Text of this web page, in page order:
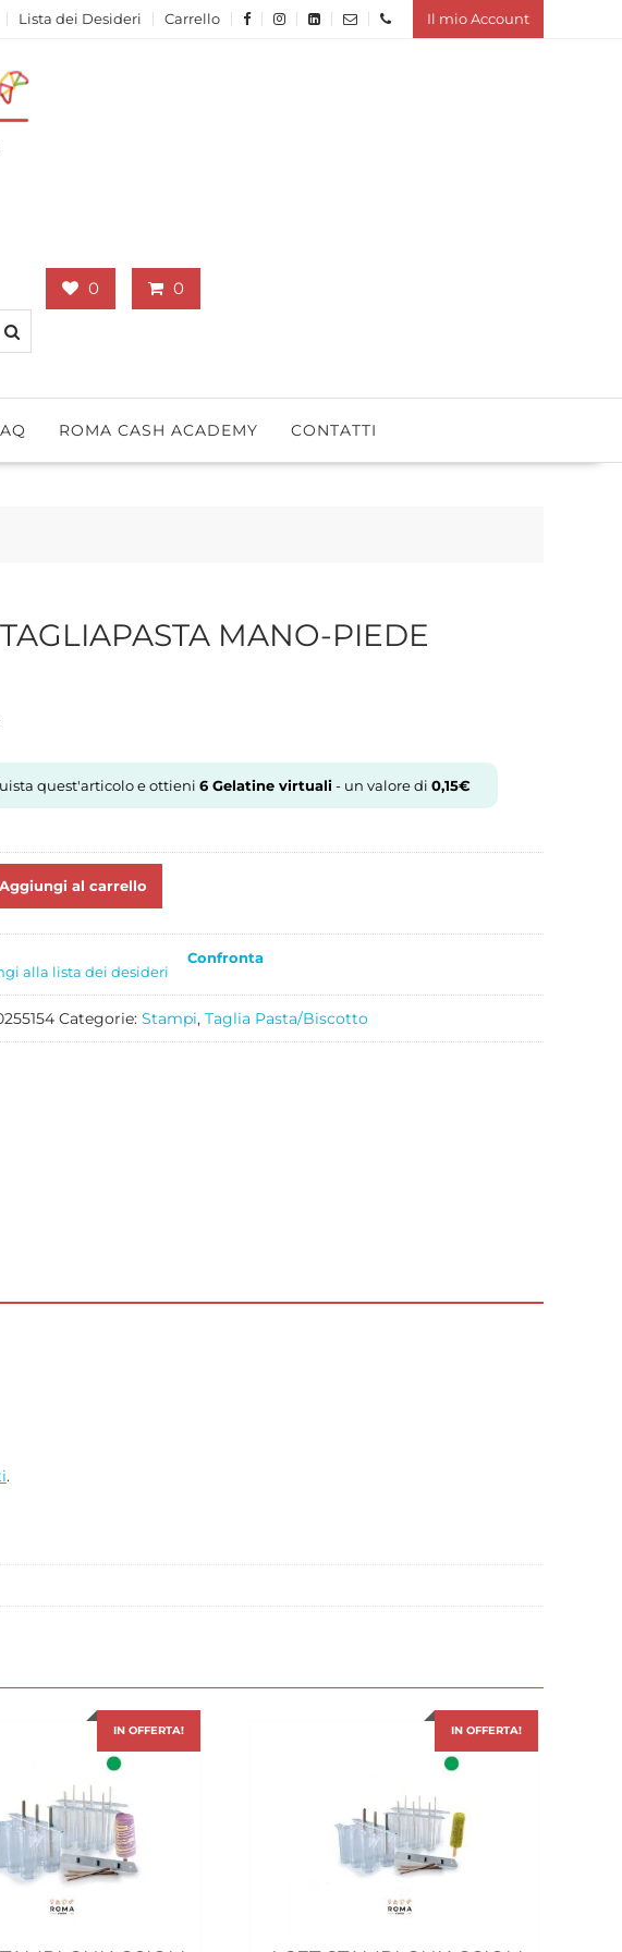
Lista dei Desideri Carrello Il mio Account
0 0
ROMA CASH ACADEMY CONTATTI
MANO-PIEDE
quest'articolo e ottieni 6 Gelatine virtuali- un valore di 0,15€
Aggiungi al carrello
alla lista dei desideri
Confronta
Categorie: Stampi, Taglia Pasta/Biscotto
.
IN OFFERTA! IN OFFERTA!